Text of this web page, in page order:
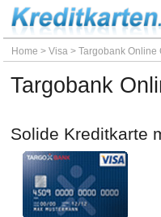
Home >Visa >Targobank Online
Targobank
Solide Kreditkarte